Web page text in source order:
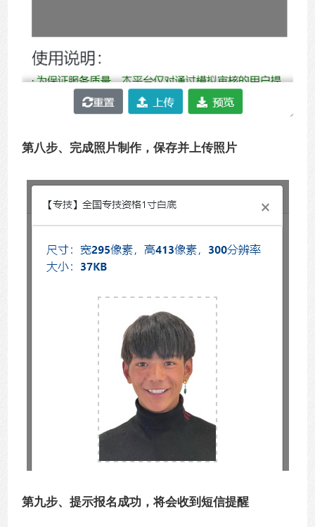
第八步、完成照片制作，保存并上传照片
第九步、提示报名成功，将会收到短信提醒